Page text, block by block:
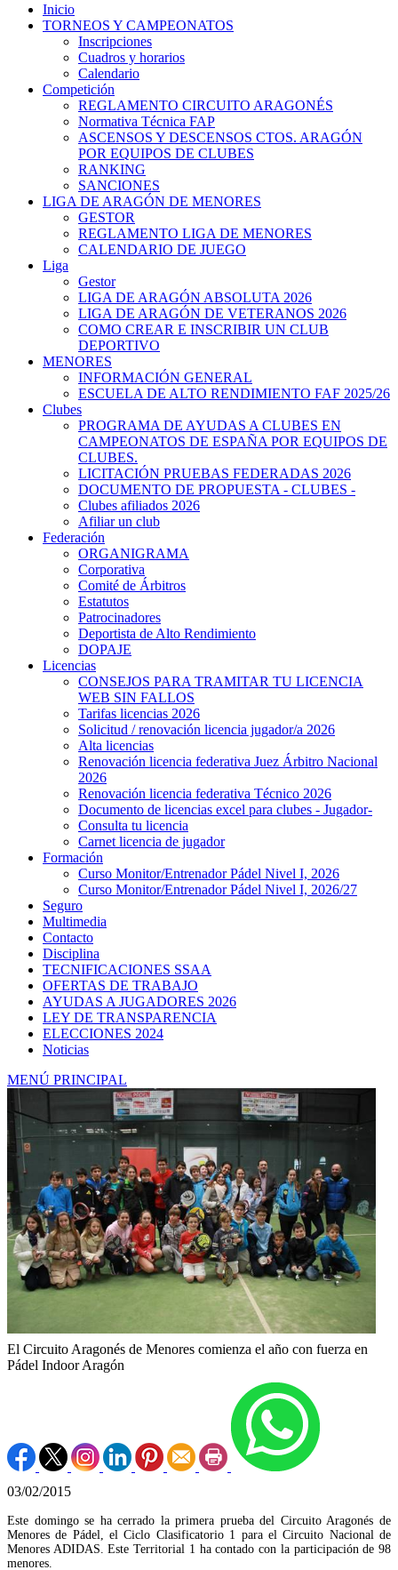
Inicio
TORNEOS Y CAMPEONATOS
Inscripciones
Cuadros y horarios
Calendario
Competición
REGLAMENTO CIRCUITO ARAGONÉS
Normativa Técnica FAP
ASCENSOS Y DESCENSOS CTOS. ARAGÓN
POR EQUIPOS DE CLUBES
RANKING
SANCIONES
LIGA DE ARAGÓN DE MENORES
GESTOR
REGLAMENTO LIGA DE MENORES
CALENDARIO DE JUEGO
Liga
Gestor
LIGA DE ARAGÓN ABSOLUTA 2026
LIGA DE ARAGÓN DE VETERANOS 2026
COMO CREAR E INSCRIBIR UN CLUB
DEPORTIVO
MENORES
INFORMACIÓN GENERAL
ESCUELA DE ALTO RENDIMIENTO FAF 2025/26
Clubes
PROGRAMA DE AYUDAS A CLUBES EN
CAMPEONATOS DE ESPAÑA POR EQUIPOS DE
CLUBES.
LICITACIÓN PRUEBAS FEDERADAS 2026
DOCUMENTO DE PROPUESTA - CLUBES -
Clubes afiliados 2026
Afiliar un club
Federación
ORGANIGRAMA
Corporativa
Comité de Árbitros
Estatutos
Patrocinadores
Deportista de Alto Rendimiento
DOPAJE
Licencias
CONSEJOS PARA TRAMITAR TU LICENCIA
WEB SIN FALLOS
Tarifas licencias 2026
Solicitud / renovación licencia jugador/a 2026
Alta licencias
Renovación licencia federativa Juez Árbitro Nacional
2026
Renovación licencia federativa Técnico 2026
Documento de licencias excel para clubes - Jugador-
Consulta tu licencia
Carnet licencia de jugador
Formación
Curso Monitor/Entrenador Pádel Nivel I, 2026
Curso Monitor/Entrenador Pádel Nivel I, 2026/27
Seguro
Multimedia
Contacto
Disciplina
TECNIFICACIONES SSAA
OFERTAS DE TRABAJO
AYUDAS A JUGADORES 2026
LEY DE TRANSPARENCIA
ELECCIONES 2024
Noticias
MENÚ PRINCIPAL
El Circuito Aragonés de Menores comienza el año con fuerza en
Pádel Indoor Aragón
03/02/2015
Este domingo se ha cerrado la primera prueba del Circuito Aragonés de
Menores de Pádel, el Ciclo Clasificatorio 1 para el Circuito Nacional de
Menores ADIDAS. Este Territorial 1 ha contado con la participación de 98
menores.